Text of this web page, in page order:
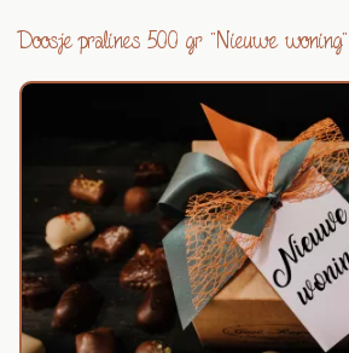
Doosje pralines 500 gr "Nieuwe woning"